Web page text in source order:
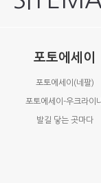
포토에세이
포토에세이(네팔)
포토에세이-우크라이
발길 닿는 곳마다